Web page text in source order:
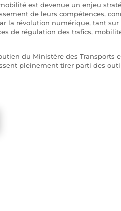
est devenue un enjeu
de leurs compétences,
la révolution numérique, tant sur
de régulation des trafics,
du Ministère des Transports
pleinement tirer parti des